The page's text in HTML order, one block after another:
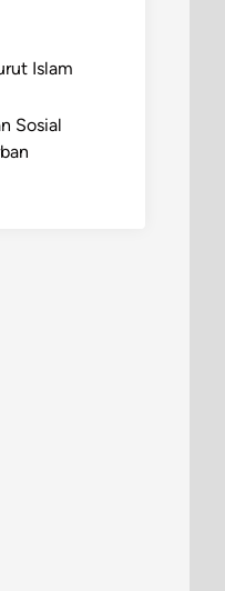
Islam
Sosial